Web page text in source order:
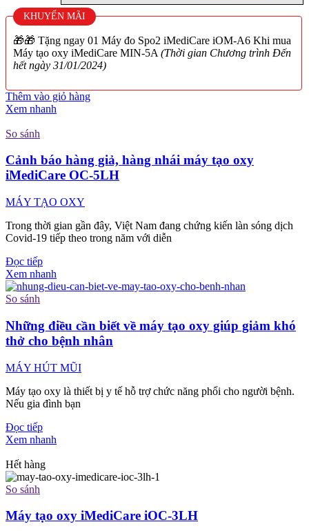
KHUYẾN MÃI
🎁🎁 Tặng ngay 01 Máy đo Spo2 iMediCare iOM-A6 Khi mua
Máy tạo oxy iMediCare MIN-5A (Thời gian Chương trình Đến
hết ngày 31/01/2024)
Thêm vào giỏ hàng
Xem nhanh
So sánh
Cảnh báo hàng giả, hàng nhái máy tạo oxy
iMediCare OC-5LH
MÁY TẠO OXY
Trong thời gian gần đây, Việt Nam đang chứng kiến làn sóng dịch
Covid-19 tiếp theo trong năm với diễn
Đọc tiếp
Xem nhanh
So sánh
Những điều cần biết về máy tạo oxy giúp giảm khó
thở cho bệnh nhân
MÁY HÚT MŨI
Máy tạo oxy là thiết bị y tế hỗ trợ chức năng phổi cho người bệnh.
Nếu gia đình bạn
Đọc tiếp
Xem nhanh
Hết hàng
So sánh
Máy tạo oxy iMediCare iOC-3LH